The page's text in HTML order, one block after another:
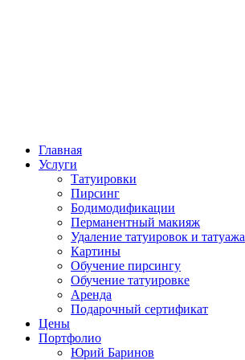
Главная
Услуги
Татуировки
Пирсинг
Бодимодификации
Перманентный макияж
Удаление татуировок и татуажа
Картины
Обучение пирсингу
Обучение татуировке
Аренда
Подарочный сертификат
Цены
Портфолио
Юрий Баринов